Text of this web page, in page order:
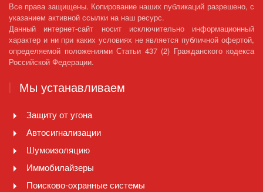
Все права защищены. Копирование наших публикаций разрешено, с
указанием активной ссылки на наш ресурс.
Данный интернет-сайт носит исключительно информационный
характер и ни при каких условиях не является публичной офертой,
определяемой положениями Статьи 437 (2) Гражданского кодекса
Российской Федерации.
Мы устанавливаем
Защиту от угона
Автосигнализации
Шумоизоляцию
Иммобилайзеры
Поисково-охранные системы